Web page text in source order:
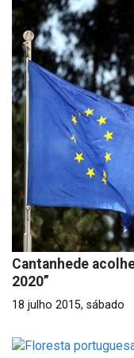
Cantanhede
2020”
18 julho 2015, sábado